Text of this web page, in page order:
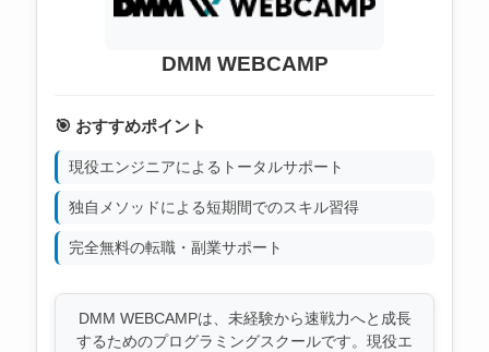
DMM WEBCAMP
🎯 おすすめポイント
現役エンジニアによるトータルサポート
独自メソッドによる短期間でのスキル習得
完全無料の転職・副業サポート
DMM WEBCAMPは、未経験から速戦力へと成長
するためのプログラミングスクールです。現役エ